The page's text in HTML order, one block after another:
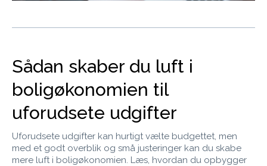
Sådan skaber du luft i
boligøkonomien til
uforudsete udgifter
Uforudsete udgifter kan hurtigt vælte budgettet, men
med et godt overblik og små justeringer kan du skabe
mere luft i boligøkonomien. Læs, hvordan du opbygger